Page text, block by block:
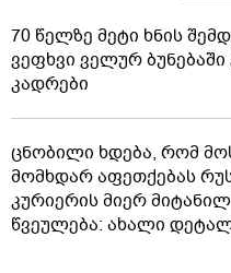
70 წელზე მეტი ხნის
ვეფხვი ველურ ბუნებაში
კადრები
ცნობილი ხდება, რომ
მომხდარ აფეთქებას
კურიერის მიერ
წვეულება: ახალი